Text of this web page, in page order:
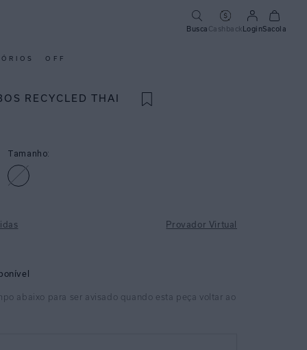
Busca CashbackLoginSacola
OFF
RECYCLED THAI
Tamanho:
Provador Virtual